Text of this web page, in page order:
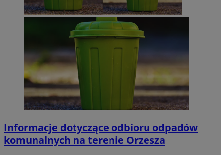
Informacje dotyczące odbioru odpadów
komunalnych na terenie Orzesza